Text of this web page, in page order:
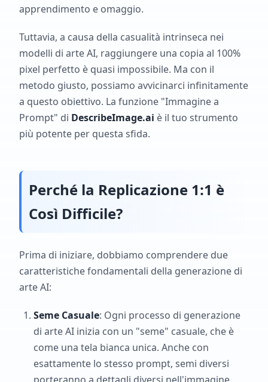
apprendimento e omaggio.
Tuttavia, a causa della casualità intrinseca nei
modelli di arte AI, raggiungere una copia al 100%
pixel perfetto è quasi impossibile. Ma con il
metodo giusto, possiamo avvicinarci infinitamente
a questo obiettivo. La funzione "Immagine a
Prompt" di DescribeImage.ai è il tuo strumento
più potente per questa sfida.
Perché la Replicazione 1:1 è
Così Difficile?
Prima di iniziare, dobbiamo comprendere due
caratteristiche fondamentali della generazione di
arte AI:
Seme Casuale: Ogni processo di generazione
di arte AI inizia con un "seme" casuale, che è
come una tela bianca unica. Anche con
esattamente lo stesso prompt, semi diversi